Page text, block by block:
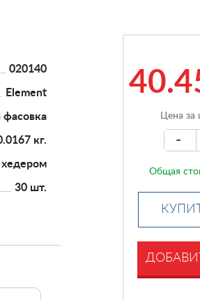
020140
Element
кг.
хедером
30 шт.
Цена за
-
Общая